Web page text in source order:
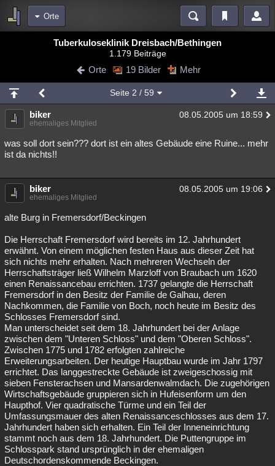
Orte
Blogs Videos
Chat Wiki Neuigkeiten
meine Rubriken
Menschen Mystery Kriminalfälle
Spiritualität Verschwörungen Technologie Ufologie
weitere Rubriken
Philosophie Träume
Musik Clash Verbesserungen Allmystery English
Übersichten
Besucht Teilgenommen Alle Neue Geschlossen
Lesenswert Schlüsselwörter
Tuberkuloseklinik Dreisbach/Bethingen
1.179 Beiträge
Orte 19 Bilder Mehr
Seite 2 / 59
biker 08.05.2005 um 18:59
ehemaliges Mitglied
was soll dort sein??? dort ist ein altes Gebäude eine Ruine... mehr
ist da nichts!!
biker 08.05.2005 um 19:06
ehemaliges Mitglied
alte Burg in Fremersdorf/Beckingen
Die Herrschaft Fremersdorf wird bereits im 12. Jahrhundert
erwähnt. Von einem möglichen festen Haus aus dieser Zeit hat
sich nichts mehr erhalten. Nach mehreren Wechseln der
Herrschaftsträger ließ Wilhelm Marzloff von Braubach um 1620
einen Renaissancebau errichten. 1737 gelangte die Herrschaft
Fremersdorf in den Besitz der Familie de Galhau, deren
Nachkommen, die Familie von Boch, noch heute im Besitz des
Schlosses Fremersdorf sind.
Man unterscheidet seit dem 18. Jahrhundert bei der Anlage
zwischen dem "Unteren Schloss" und dem "Oberen Schloss".
Zwischen 1775 und 1782 erfolgten zahlreiche
Erweiterungsarbeiten. Der heutige Hauptbau wurde im Jahr 1797
errichtet. Das langgestreckte Gebäude ist zweigeschossig mit
sieben Fensterachsen und Mansardenwalmdach. Die zugehörigen
Wirtschaftsgebäude gruppieren sich in Hufeisenform um den
Haupthof. Vier quadratische Türme und ein Teil der
Umfassungsmauer des alten Renaissanceschlosses aus dem 17.
Jahrhundert haben sich erhalten. Ein Teil der Inneneinrichtung
stammt noch aus dem 18. Jahrhundert. Die Puttengruppe im
Schlosspark stand ursprünglich in der ehemaligen
Deutschordenskommende Beckingen.